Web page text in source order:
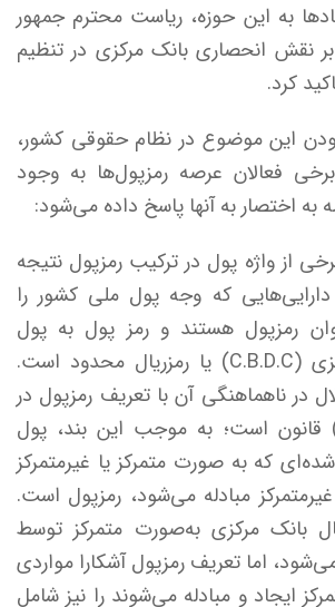
به این حوزه، ریاست محترم جمهور
نقش انحصاری بانک مرکزی در تنظیم
کرد.
این موضوع در نظام حقوقی کشور،
فعالان عرصه رمزپول‌ها به وجود
به اختصار به آنها پاسخ داده می‌شود:
از واژه پول در ترکیب رمزپول نتیجه
دارایی‌هایی که وجه پول ملی کشور را
رمزپول هستند و رمز پول به پول
دیجیتال بانک مرکزی (C.B.D.C) یا رمزریال محدود است.
در ناهماهنگی آن با تعریف رمزپول در
(ض) ماده (۱) قانون است؛ به موجب این بند، پول
که به صورت متمرکز یا غیرمتمرکز
مبادله می‌شود، رمزپول است.
بانک مرکزی به‌صورت متمرکز توسط
اما تعریف رمزپول آشکارا مواردی
ایجاد و مبادله می‌شوند را نیز شامل